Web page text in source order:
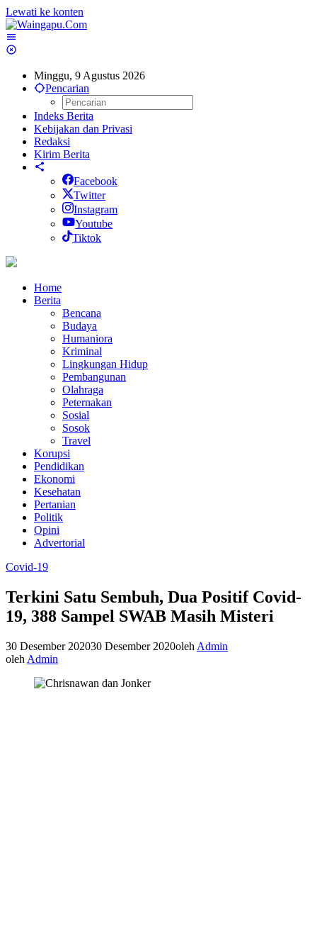
Lewati ke konten
Minggu, 9 Agustus 2026
Pencarian
Indeks Berita
Kebijakan dan Privasi
Redaksi
Kirim Berita
Facebook
Twitter
Instagram
Youtube
Tiktok
Home
Berita
Bencana
Budaya
Humaniora
Kriminal
Lingkungan Hidup
Pembangunan
Olahraga
Peternakan
Sosial
Sosok
Travel
Korupsi
Pendidikan
Ekonomi
Kesehatan
Pertanian
Politik
Opini
Advertorial
Covid-19
Terkini Satu Sembuh, Dua Positif Covid-
19, 388 Sampel SWAB Masih Misteri
30 Desember 202030 Desember 2020oleh Admin
oleh Admin